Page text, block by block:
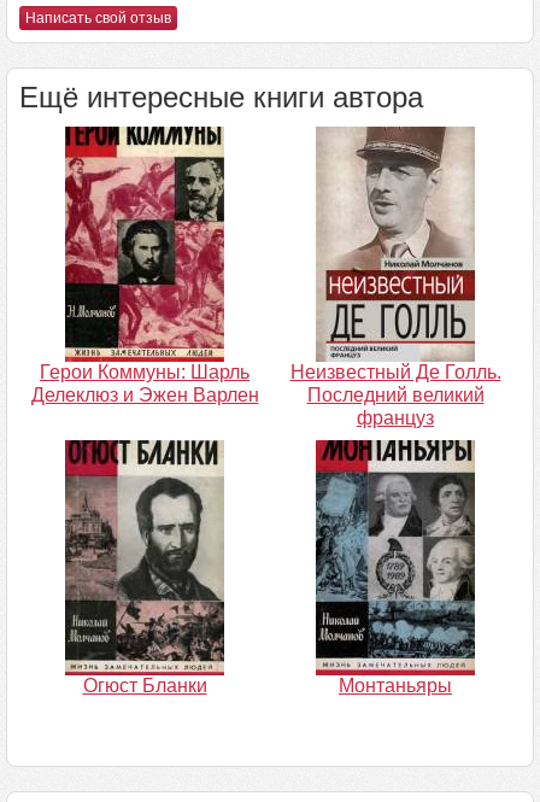
Написать свой отзыв
Ещё интересные книги автора
Герои Коммуны: Шарль
Делеклюз и Эжен Варлен
Неизвестный Де Голль.
Последний великий
француз
Огюст Бланки Монтаньяры